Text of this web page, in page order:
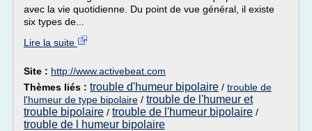
avec la vie quotidienne. Du point de vue général, il existe
six types de...
Lire la suite
Site : http://www.activebeat.com
Thèmes liés : trouble d'humeur bipolaire / trouble de
l'humeur de type bipolaire / trouble de l'humeur et
trouble bipolaire / trouble de l'humeur bipolaire /
trouble de l humeur bipolaire